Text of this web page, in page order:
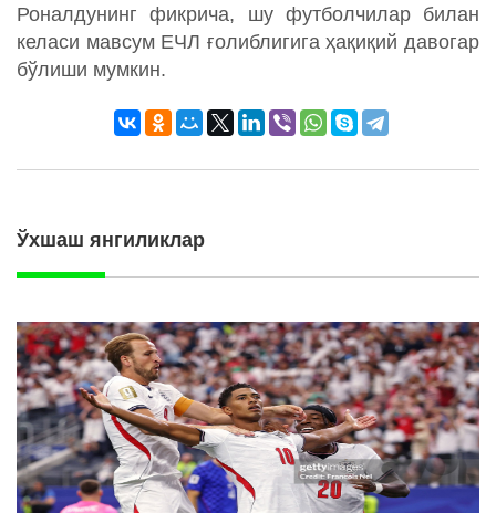
Роналдунинг фикрича, шу футболчилар билан
келаси мавсум ЕЧЛ ғолиблигига ҳақиқий давогар
бўлиши мумкин.
Ўхшаш янгиликлар